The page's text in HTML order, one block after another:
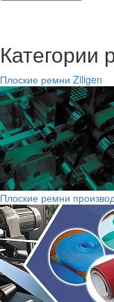
Категории
Плоские ремни Ziligen
Плоские ремни